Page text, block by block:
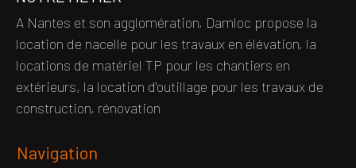
A Nantes et son agglomération, Damloc propose la
location de nacelle pour les travaux en élévation, la
locations de matériel TP pour les chantiers en
extérieurs, la location d'outillage pour les travaux de
construction, rénovation
Navigation